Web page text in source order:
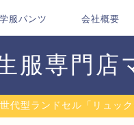
服パンツ 会社概要
服専門店
代型ランドセル「リュッ